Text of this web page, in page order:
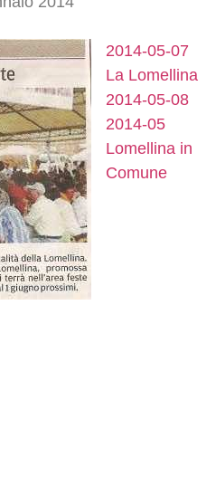
2014-05-07
La Lomellina
2014-05-08
2014-05
Lomellina in
Comune